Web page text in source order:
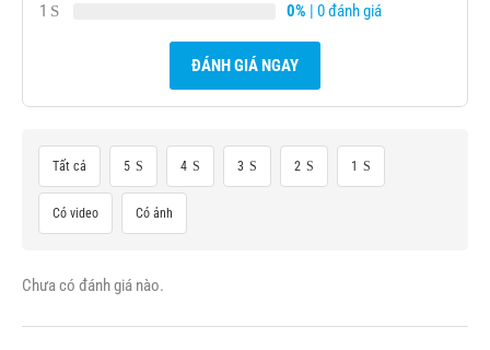
1
0% | 0 đánh giá
ĐÁNH GIÁ NGAY
Tất cả 5 4 3 2 1
Có video Có ảnh
Chưa có đánh giá nào.